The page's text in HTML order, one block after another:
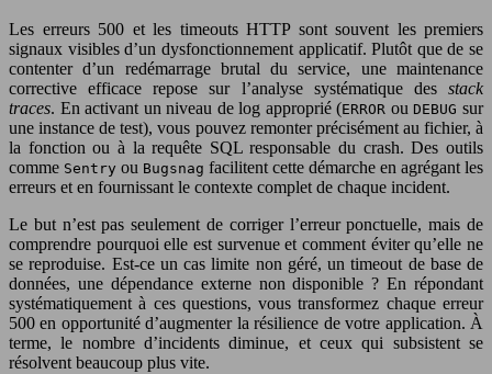
Les erreurs 500 et les timeouts HTTP sont souvent les premiers
signaux visibles d’un dysfonctionnement applicatif. Plutôt que de se
contenter d’un redémarrage brutal du service, une maintenance
corrective efficace repose sur l’analyse systématique des stack
traces. En activant un niveau de log approprié (ERROR ou DEBUG sur
une instance de test), vous pouvez remonter précisément au fichier, à
la fonction ou à la requête SQL responsable du crash. Des outils
comme Sentry ou Bugsnag facilitent cette démarche en agrégant les
erreurs et en fournissant le contexte complet de chaque incident.
Le but n’est pas seulement de corriger l’erreur ponctuelle, mais de
comprendre pourquoi elle est survenue et comment éviter qu’elle ne
se reproduise. Est-ce un cas limite non géré, un timeout de base de
données, une dépendance externe non disponible ? En répondant
systématiquement à ces questions, vous transformez chaque erreur
500 en opportunité d’augmenter la résilience de votre application. À
terme, le nombre d’incidents diminue, et ceux qui subsistent se
résolvent beaucoup plus vite.